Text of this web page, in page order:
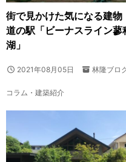
街で見かけた気になる建物
道の駅「ビーナスライン蓼
湖」
2021年08月05日 林隆ブロ
コラム・建築紹介